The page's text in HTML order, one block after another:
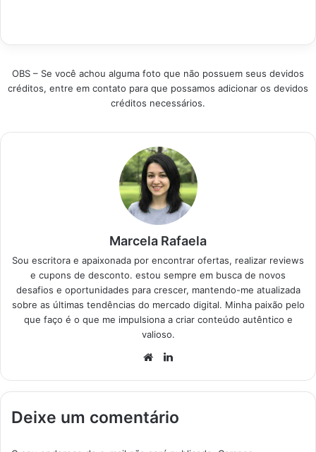
sustentabilidade, o
surge como a solução
ideal. Nossa análise
detalhada ajuda a
perfeito para suas
energéticas. Produtos
em Destaque Como
OBS – Se você achou alguma foto que não possuem seus devidos
créditos, entre em contato para que possamos adicionar os devidos
créditos necessários.
Marcela Rafaela
Sou escritora e apaixonada por encontrar ofertas, realizar reviews
e cupons de desconto. estou sempre em busca de novos
desafios e oportunidades para crescer, mantendo-me atualizada
sobre as últimas tendências do mercado digital. Minha paixão pelo
que faço é o que me impulsiona a criar conteúdo autêntico e
valioso.
Website
Deixe um comentário